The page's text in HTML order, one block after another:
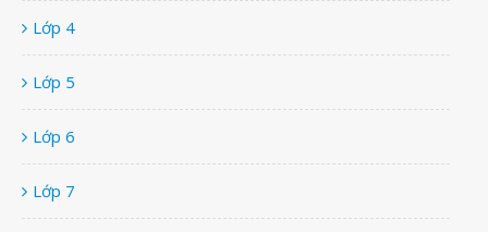
Lớp 4
Lớp 5
Lớp 6
Lớp 7